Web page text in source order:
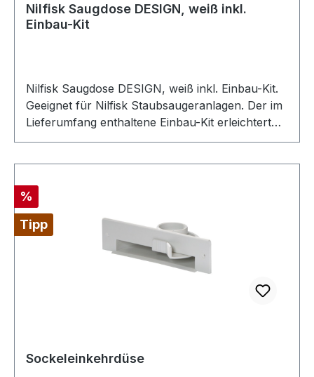
Nilfisk Saugdose DESIGN, weiß inkl.
Einbau-Kit
Nilfisk Saugdose DESIGN, weiß inkl. Einbau-Kit.
Geeignet für Nilfisk Staubsaugeranlagen. Der im
Lieferumfang enthaltene Einbau-Kit erleichtert
den Einbau in allen Wänden. Die klassische
Rabatt
%
Tipp
Sockeleinkehrdüse